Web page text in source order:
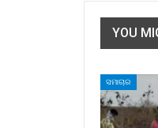
YOU
ସମାଚାର